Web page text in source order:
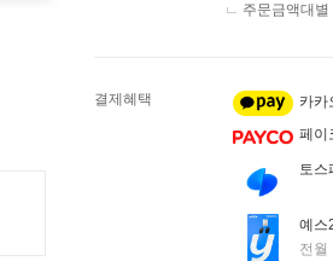
주문금액대별
결제혜택 카카
페이
토스
예스
전월